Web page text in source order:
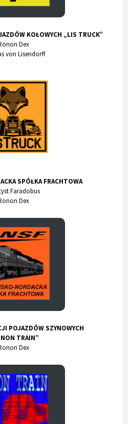
KOŁOWYCH „LIS TRUCK”
Dex
von Lisendorff
SPÓŁKA FRACHTOWA
Faradobus
Dex
POJAZDÓW SZYNOWYCH
TRAIN”
Dex